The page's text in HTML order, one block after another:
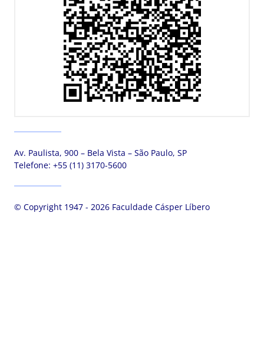
Av. Paulista, 900 – Bela Vista – São Paulo, SP
Telefone: +55 (11) 3170-5600
© Copyright 1947 - 2026 Faculdade Cásper Líbero